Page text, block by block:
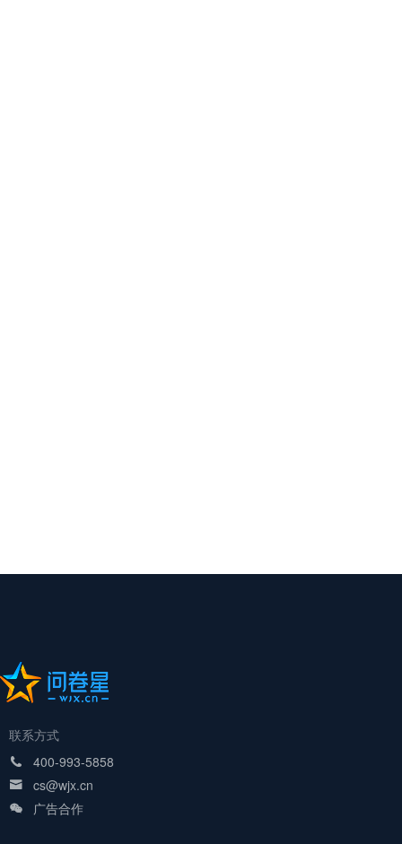
联系方式
 400-993-5858
 cs@wjx.cn
 广告合作